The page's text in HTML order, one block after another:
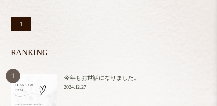
1
RANKING
今年もお世話になりました。
2024.12.27